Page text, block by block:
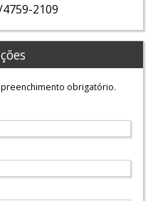
2109
obrigatório.